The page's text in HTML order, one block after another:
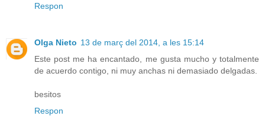
Respon
Olga Nieto 13 de març del 2014, a les 15:14
Este post me ha encantado, me gusta mucho y totalmente
de acuerdo contigo, ni muy anchas ni demasiado delgadas.
besitos
Respon